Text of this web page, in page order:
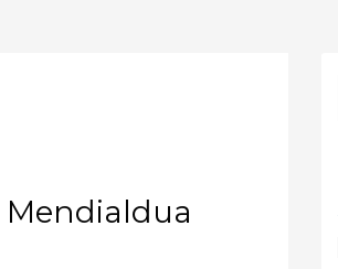
Mendialdua